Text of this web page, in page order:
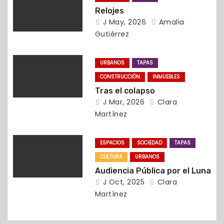
e
e
t
a
a
Relojes
J May, 2026
Amalia
Gutiérrez
URBANOS
TAPAS
CONSTRUCCIÓN
INMUEBLES
Tras el colapso
J Mar, 2026
Clara
Martínez
ESPACIOS SOCIEDAD
TAPAS
CULTURA
URBANOS
Audiencia Pública por el Luna
J Oct, 2025
Clara
Martínez